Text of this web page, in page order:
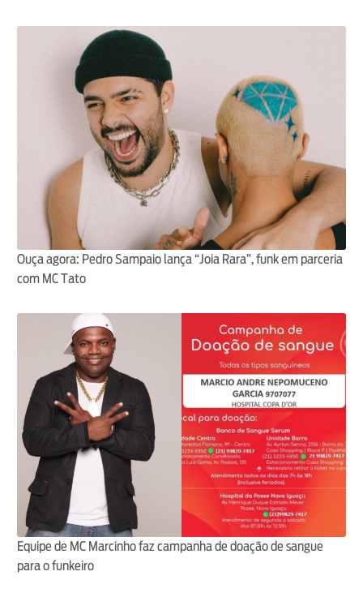
Ouça agora: Pedro Sampaio lança “Joia Rara”, funk em parceria
com MC Tato
Equipe de MC Marcinho faz campanha de doação de sangue
para o funkeiro